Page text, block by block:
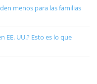
menos para las familias
UU.? Esto es lo que